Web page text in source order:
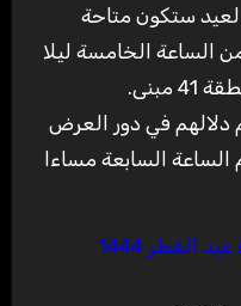
2 و 3 و 4 أيام العيد ستكون متاحة
من الساعة الخامسة ليلا
مبنى
.
في دور العرض
تمام الساعة السابعة مساءا
تفاصيل تقديم اجازة عيد الفطر 1444